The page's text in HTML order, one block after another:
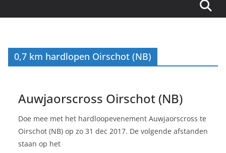
0,7 km hardlopen Oirschot (NB)
Auwjaorscross Oirschot (NB)
Doe mee met het hardloopevenement Auwjaorscross te
Oirschot (NB) op zo 31 dec 2017. De volgende afstanden
staan op het